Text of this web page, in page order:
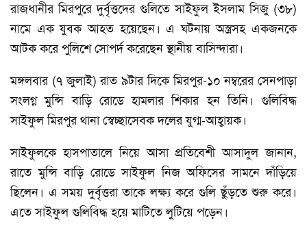
রাজধানীর মিরপুরে দুর্বৃত্তদের গুলিতে সাইফুল ইসলাম সিজু (৩৮)
নামে এক যুবক আহত হয়েছেন। এ ঘটনায় অস্ত্রসহ একজনকে
আটক করে পুলিশে সোপর্দ করেছেন স্থানীয় বাসিন্দারা।
মঙ্গলবার (৭ জুলাই) রাত ৯টার দিকে মিরপুর-১০ নম্বরের সেনপাড়া
সংলগ্ন মুন্সি বাড়ি রোডে হামলার শিকার হন তিনি। গুলিবিদ্ধ
সাইফুল মিরপুর থানা স্বেচ্ছাসেবক দলের যুগ্ম-আহ্বায়ক।
সাইফুলকে হাসপাতালে নিয়ে আসা প্রতিবেশী আসাদুল জানান,
রাতে মুন্সি বাড়ি রোডে সাইফুল নিজ অফিসের সামনে দাঁড়িয়ে
ছিলেন। এ সময় দুর্বৃত্তরা তাকে লক্ষ্য করে গুলি ছুঁড়তে শুরু করে।
এতে সাইফুল গুলিবিদ্ধ হয়ে মাটিতে লুটিয়ে পড়েন। ​